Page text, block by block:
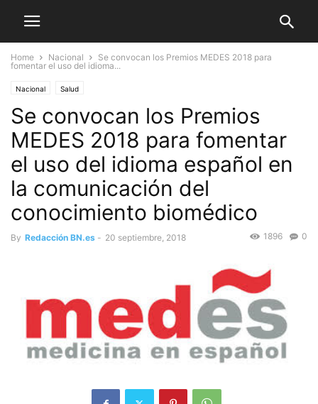
Home Nacional
Se convocan los Premios MEDES 2018 para
fomentar el uso del idioma...
Nacional Salud
Se convocan los Premios
MEDES 2018 para fomentar
el uso del idioma español en
la comunicación del
conocimiento biomédico
By Redacción BN.es - 20 septiembre, 2018 0
1896